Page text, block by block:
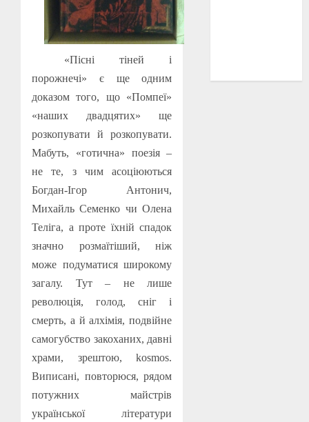
«Пісні тіней і
порожнечі» є ще одним
доказом того, що «Помпеї»
«наших двадцятих» ще
розкопувати й розкопувати.
Мабуть, «готична» поезія –
не те, з чим асоціюються
Богдан-Ігор Антонич,
Михайль Семенко чи Олена
Теліга, а проте їхній спадок
значно розмаїтіший, ніж
може подуматися широкому
загалу. Тут – не лише
революція, голод, сніг і
смерть, а й алхімія, подвійне
самогубство закоханих, давні
храми, зрештою,kosmos.
Виписані, повторюся, рядом
потужних майстрів
української літератури